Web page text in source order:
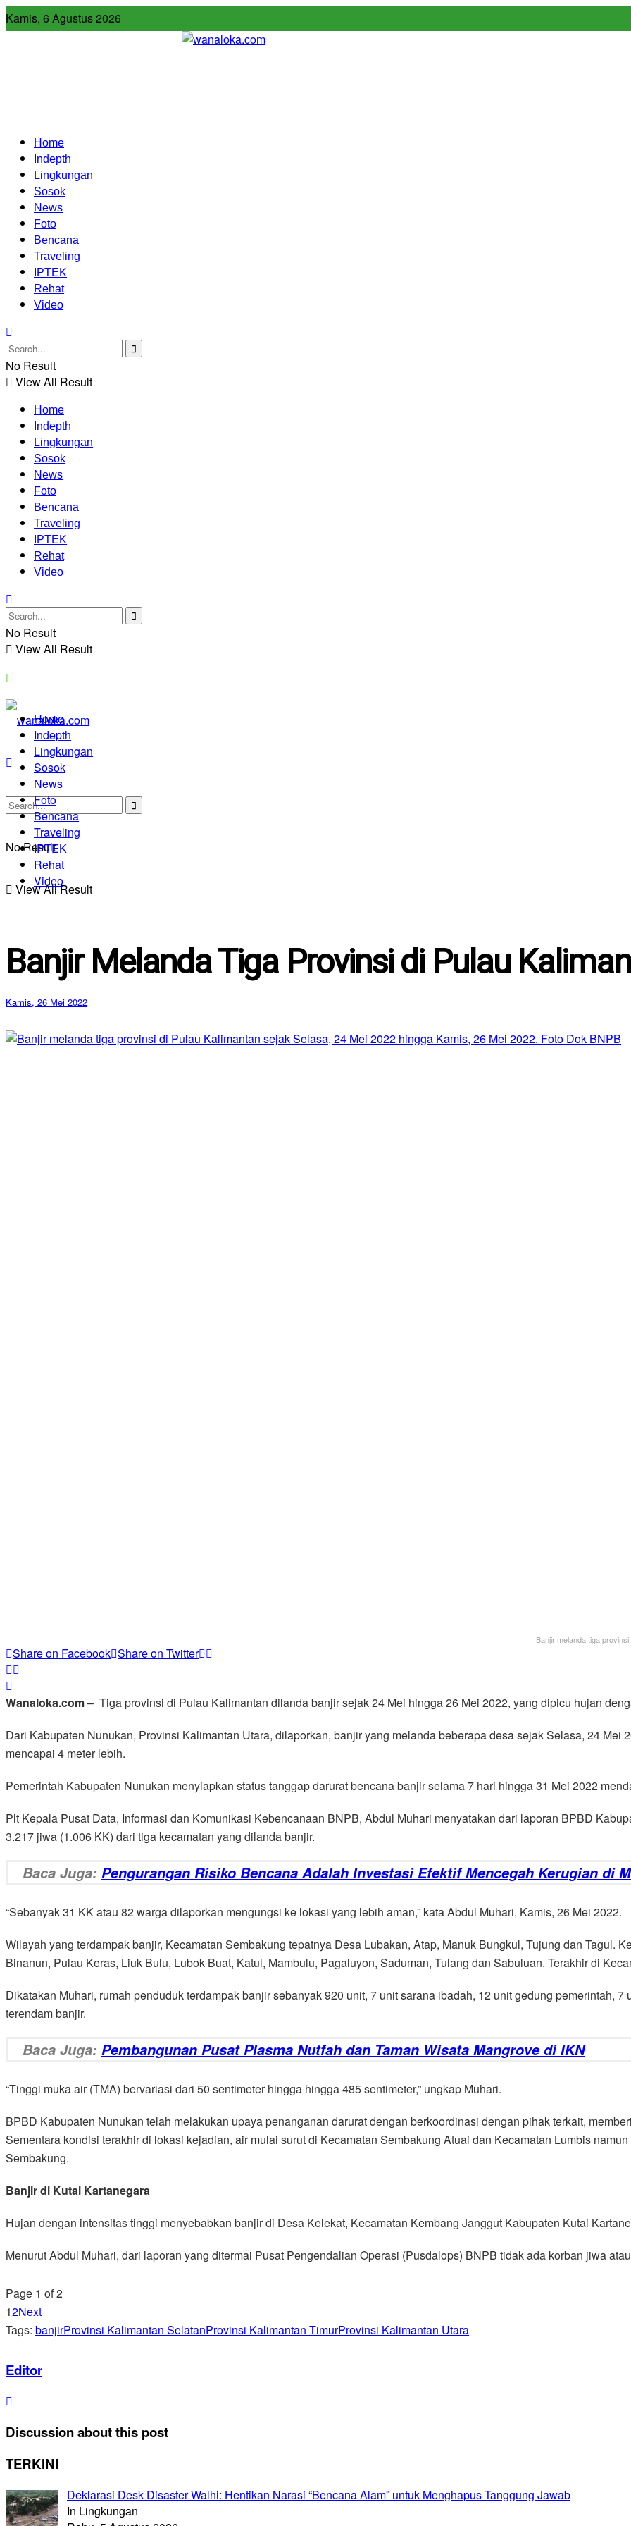
Kamis, 6 Agustus 2026
Home
Indepth
Lingkungan
Sosok
News
Foto
Bencana
Traveling
IPTEK
Rehat
Video
No Result
View All Result
Home
Indepth
Lingkungan
Sosok
News
Foto
Bencana
Traveling
IPTEK
Rehat
Video
No Result
View All Result
No Result
View All Result
Home
Indepth
Lingkungan
Sosok
News
Foto
Bencana
Traveling
IPTEK
Rehat
Video
Banjir Melanda Tiga Provinsi di Pulau
Kamis, 26 Mei 2022
Banjir melanda tiga
Share on Facebook Share on Twitter
Wanaloka.com– Tiga provinsi di Pulau Kalimantan dilanda banjir sejak 24 Mei hingga 26 Mei 2022, yang dipicu hujan
Dari Kabupaten Nunukan, Provinsi Kalimantan Utara, dilaporkan, banjir yang melanda beberapa desa sejak Selasa, 24 Mei
mencapai 4 meter lebih.
Pemerintah Kabupaten Nunukan menyiapkan status tanggap darurat bencana banjir selama 7 hari hingga 31 Mei 2022
Plt Kepala Pusat Data, Informasi dan Komunikasi Kebencanaan BNPB, Abdul Muhari menyatakan dari laporan BPBD
3.217 jiwa (1.006 KK) dari tiga kecamatan yang dilanda banjir.
Baca Juga: Pengurangan Risiko Bencana Adalah Investasi Efektif Mencegah Kerugian di
“Sebanyak 31 KK atau 82 warga dilaporkan mengungsi ke lokasi yang lebih aman,” kata Abdul Muhari, Kamis, 26 Mei 2022.
Wilayah yang terdampak banjir, Kecamatan Sembakung tepatnya Desa Lubakan, Atap, Manuk Bungkul, Tujung dan Tagul.
Binanun, Pulau Keras, Liuk Bulu, Lubok Buat, Katul, Mambulu, Pagaluyon, Saduman, Tulang dan Sabuluan. Terakhir di
Dikatakan Muhari, rumah penduduk terdampak banjir sebanyak 920 unit, 7 unit sarana ibadah, 12 unit gedung pemerintah,
terendam banjir.
Baca Juga: Pembangunan Pusat Plasma Nutfah dan Taman Wisata Mangrove di IKN
“Tinggi muka air (TMA) bervariasi dari 50 sentimeter hingga hingga 485 sentimeter,” ungkap Muhari.
BPBD Kabupaten Nunukan telah melakukan upaya penanganan darurat dengan berkoordinasi dengan pihak terkait,
Sementara kondisi terakhir di lokasi kejadian, air mulai surut di Kecamatan Sembakung Atuai dan Kecamatan Lumbis
Sembakung.
Banjir di Kutai Kartanegara
Hujan dengan intensitas tinggi menyebabkan banjir di Desa Kelekat, Kecamatan Kembang Janggut Kabupaten Kutai
Menurut Abdul Muhari, dari laporan yang ditermai Pusat Pengendalian Operasi (Pusdalops) BNPB tidak ada korban jiwa
Page 1 of 2
12Next
Tags: banjirProvinsi Kalimantan SelatanProvinsi Kalimantan TimurProvinsi Kalimantan Utara
Editor
Discussion about this post
TERKINI
Deklarasi Desk Disaster Walhi: Hentikan Narasi “Bencana Alam” untuk Menghapus Tanggung Jawab
In Lingkungan